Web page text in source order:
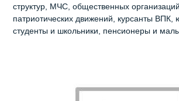
структур, МЧС, общественных
патриотических движений, курсанты ВПК,
студенты и школьники, пенсионеры и